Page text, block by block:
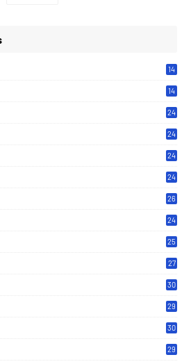
14
14
24
24
24
24
26
24
25
27
30
29
30
29